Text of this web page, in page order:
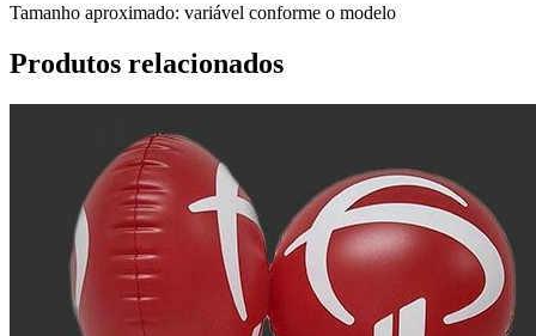
Tamanho aproximado: variável conforme o modelo
Produtos relacionados